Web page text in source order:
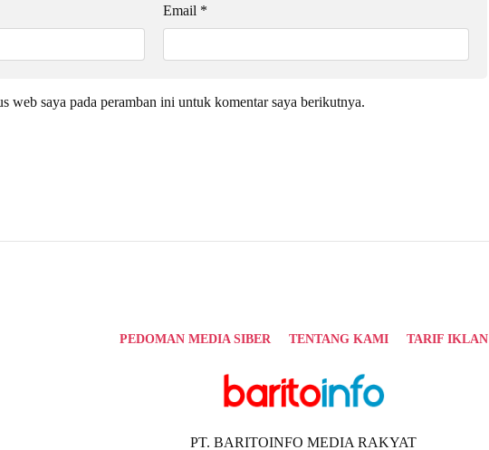
Email *
web saya pada peramban ini untuk komentar saya berikutnya.
PEDOMAN MEDIA SIBER TENTANG KAMI TARIF IKLAN
PT. BARITOINFO MEDIA RAKYAT